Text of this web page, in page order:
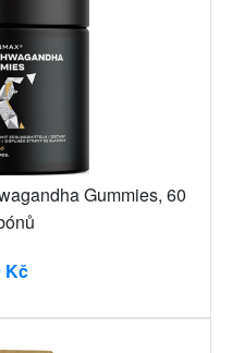
Gummies, 60
Kč